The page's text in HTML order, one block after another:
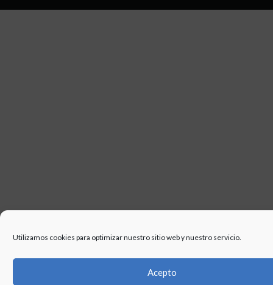
Utilizamos cookies para optimizar nuestro sitio web y nuestro servicio.
Acepto